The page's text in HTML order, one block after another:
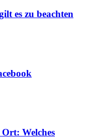
es zu beachten
Welches